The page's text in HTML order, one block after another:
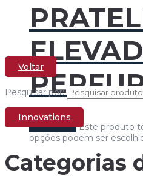
Ver opções Este produto
opções podem ser
Voltar
Pesquisar por:
Innovations
Categorias